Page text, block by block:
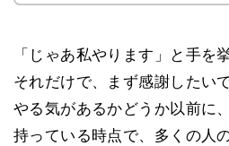
「じゃあ私やります」と手を
それだけで、まず感謝したい
やる気があるかどうか以前に
持っている時点で、多くの人